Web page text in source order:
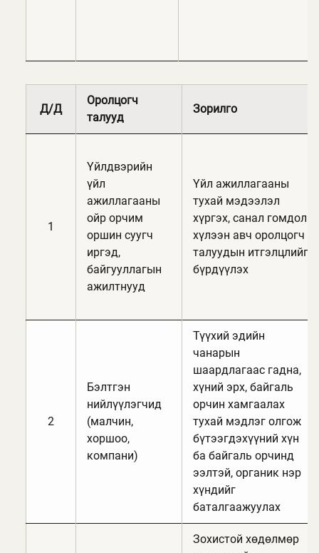
Д/Д
Оролцогч
талууд
Зорилго
1
Үйлдвэрийн
үйл
ажиллагааны
ойр орчим
оршин суугч
иргэд,
байгууллагын
ажилтнууд
Үйл ажиллагааны
тухай мэдээлэл
хүргэх, санал гомдол
хүлээн авч оролцогч
талуудын итгэлцлийг
бүрдүүлэх
2
Бэлтгэн
нийлүүлэгчид
(малчин,
хоршоо,
компани)
Түүхий эдийн
чанарын
шаардлагаас гадна,
хүний эрх, байгаль
орчин хамгаалах
тухай мэдлэг олгож
бүтээгдэхүүний хүн
ба байгаль орчинд
ээлтэй, органик нэр
хүндийг
баталгаажуулах
Зохистой хөдөлмөр